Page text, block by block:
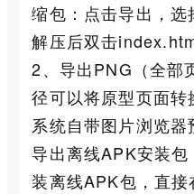
缩包：点击导出，选
解压后双击
2、导出PNG（全部
径可以将原型页面
系统自带图片浏览器
导出离线APK安装
装离线APK包，直